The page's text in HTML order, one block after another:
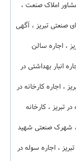
املاک صنعت ،
صنعتی تبریز ، آگهی
، اجاره سالن
انبار بهداشتی در
، اجاره کارخانه در
تبریز ، کارخانه
شهرک صنعتی شهید
، اجاره سوله در